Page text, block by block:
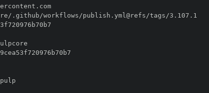
//token.actions.githubusercontent.com